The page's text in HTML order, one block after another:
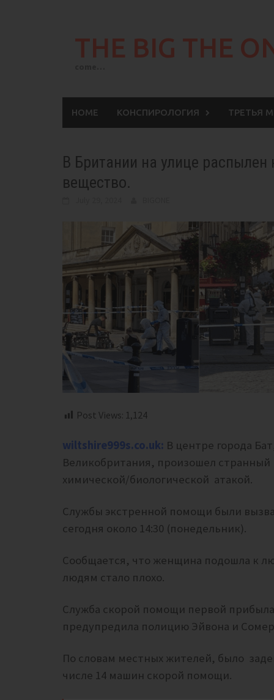
THE BIG THE
HOME КОНСПИРОЛОГИЯ ТРЕТЬЯ
В Британии на улице распылен
вещество.
Post Views: 1,124
wiltshire999s.co.uk: В центре города
Великобритания, произошел
химической/биологической атакой.
Службы экстренной помощи были
сегодня около 14:30 (понедельник).
Сообщается, что женщина подошла к
людям стало плохо.
Служба скорой помощи первой
предупредила полицию Эйвона и
По словам местных жителей, было
числе 14 машин скорой помощи.